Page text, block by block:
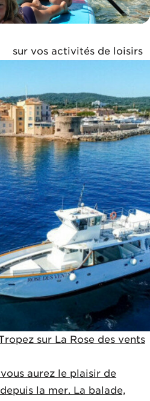
sur vos activités de loisirs
sur La Rose des vents
aurez le plaisir de
la mer. La balade,